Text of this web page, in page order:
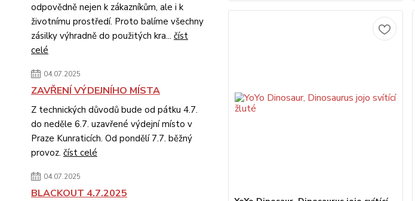
odpovědně nejen k zákazníkům, ale i k
životnímu prostředí. Proto balíme všechny
zásilky výhradně do použitých kra... číst
celé
04.07.2025
ZAVŘENÍ VÝDEJNÍHO MÍSTA
Z technických důvodů bude od pátku 4.7.
do neděle 6.7. uzavřené výdejní místo v
Praze Kunraticích. Od pondělí 7.7. běžný
provoz. číst celé
04.07.2025
BLACKOUT 4.7.2025